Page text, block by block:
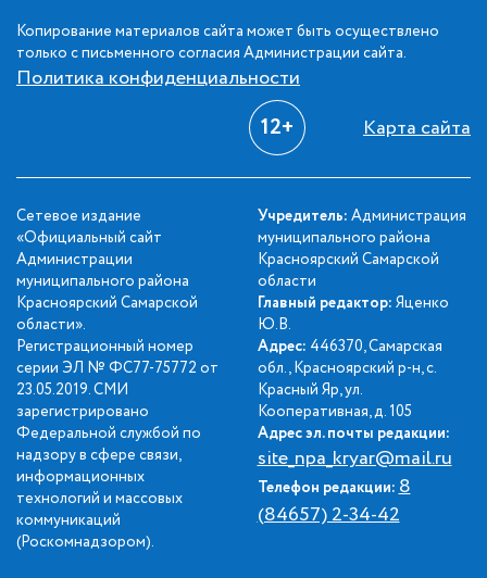
Копирование материалов сайта может быть осуществлено
только с письменного согласия Администрации сайта.
Политика конфиденциальности
12+ Карта сайта
Сетевое издание
«Официальный сайт
Администрации
муниципального района
Красноярский Самарской
области».
Регистрационный номер
серии ЭЛ № ФС77-75772 от
23.05.2019. СМИ
зарегистрировано
Федеральной службой по
надзору в сфере связи,
информационных
технологий и массовых
коммуникаций
(Роскомнадзором).
Учредитель: Администрация
муниципального района
Красноярский Самарской
области
Главный редактор: Яценко
Ю.В.
Адрес: 446370, Самарская
обл., Красноярский р-н, с.
Красный Яр, ул.
Кооперативная, д. 105
Адрес эл. почты редакции:
site_npa_kryar@mail.ru
Телефон редакции:8
(84657) 2-34-42